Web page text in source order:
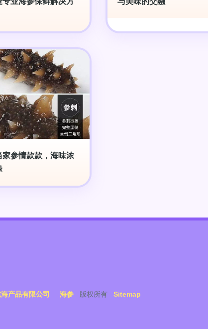
家参情款款，海味浓
产品有限公司 海参 版权所有 Sitemap